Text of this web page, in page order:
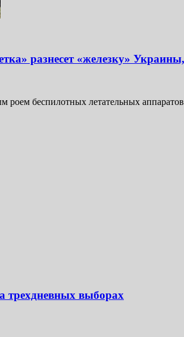
разнесет «железку»
роем беспилотных летательных
трехдневных выборах